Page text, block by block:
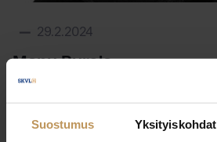
Suostumus Yksityiskohdat
29.2.2024
Manu Purola